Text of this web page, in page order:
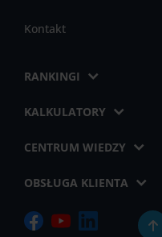
Kontakt
RANKINGI
KALKULATORY
CENTRUM WIEDZY
OBSŁUGA KLIENTA